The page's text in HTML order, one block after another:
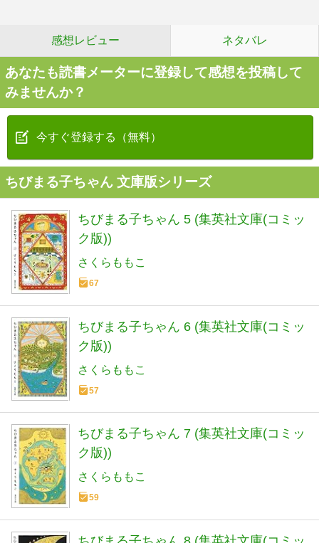
感想レビュー ネタバレ
あなたも読書メーターに登録して感想を投稿して
みませんか？
今すぐ登録する（無料）
ちびまる子ちゃん 文庫版シリーズ
ちびまる子ちゃん 5 (集英社文庫(コミッ
ク版))
さくらももこ
67
ちびまる子ちゃん 6 (集英社文庫(コミッ
ク版))
さくらももこ
57
ちびまる子ちゃん 7 (集英社文庫(コミッ
ク版))
さくらももこ
59